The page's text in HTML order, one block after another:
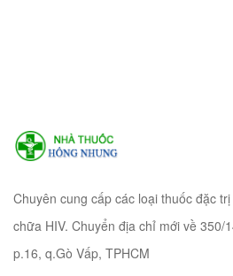
Chuyên cung cấp các loại thuốc đặc
chữa HIV. Chuyển địa chỉ mới về 350/
p.16, q.Gò Vấp, TPHCM